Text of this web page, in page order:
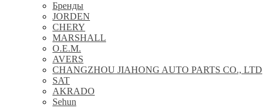
Бренды
JORDEN
CHERY
MARSHALL
O.E.M.
AVERS
CHANGZHOU JIAHONG AUTO PARTS CO., LTD
SAT
AKRADO
Sehun